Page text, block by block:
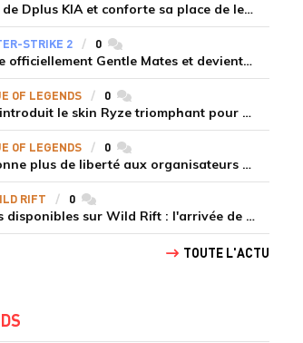
T1 brise l'élan de Dplus KIA et conforte sa place de leader en LCK 2026 Rounds 3-4
STRIKE 2 0commentaires
deLonge quitte officiellement Gentle Mates et devient agent libre
OF LEGENDS 0commentaires
Riot Games réintroduit le skin Ryze triomphant pour récompenser la scène amateur
OF LEGENDS 0commentaires
Riot Games donne plus de liberté aux organisateurs de tournois locaux sur League of Legends
RIFT 0commentaires
Les champions disponibles sur Wild Rift : l'arrivée de Cho'Gath
TOUTE L'ACTU